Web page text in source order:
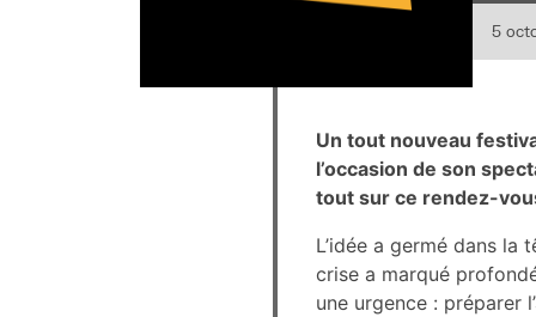
5
Un tout nouveau
l’occasion de son
tout sur ce rendez-
L’idée a germé dans
crise a marqué
une urgence : préparer